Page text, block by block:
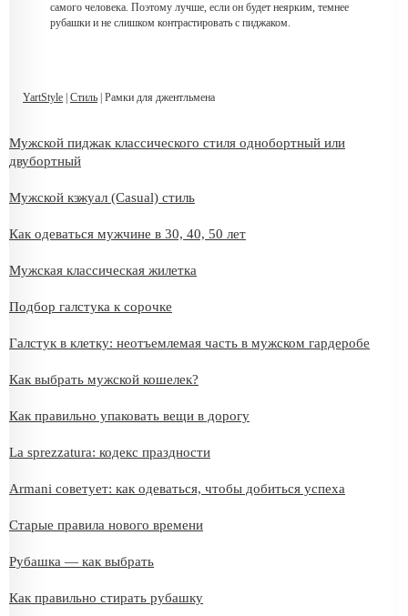
самого человека. Поэтому лучше, если он будет неярким, темнее
рубашки и не слишком контрастировать с пиджаком.
YartStyle Стиль | Рамки для джентльмена
Мужской пиджак классического стиля однобортный или
двубортный
Мужской кэжуал (Casual) стиль
Как одеваться мужчине в 30, 40, 50 лет
Мужская классическая жилетка
Подбор галстука к сорочке
Галстук в клетку: неотъемлемая часть в мужском гардеробе
Как выбрать мужской кошелек?
Как правильно упаковать вещи в дорогу
La sprezzatura: кодекс праздности
Armani советует: как одеваться, чтобы добиться успеха
Старые правила нового времени
Рубашка — как выбрать
Как правильно стирать рубашку